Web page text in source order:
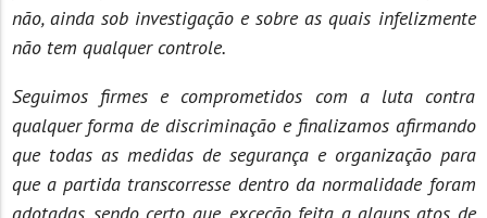
não, ainda sob investigação e sobre as quais infelizmente
não tem qualquer controle.
Seguimos firmes e comprometidos com a luta contra
qualquer forma de discriminação e finalizamos afirmando
que todas as medidas de segurança e organização para
que a partida transcorresse dentro da normalidade foram
adotadas, sendo certo que, exceção feita a alguns atos de